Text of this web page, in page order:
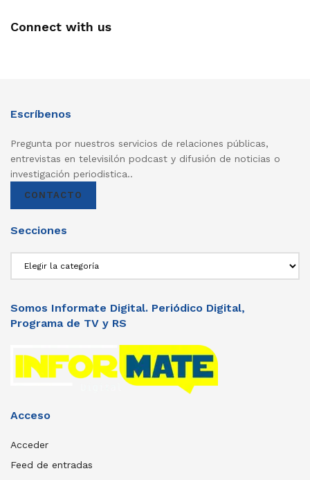
Connect with us
Escríbenos
Pregunta por nuestros servicios de relaciones públicas,
entrevistas en televisilón podcast y difusión de noticias o
investigación periodistica..
CONTACTO
Secciones
Somos Informate Digital. Periódico Digital,
Programa de TV y RS
Acceso
Acceder
Feed de entradas